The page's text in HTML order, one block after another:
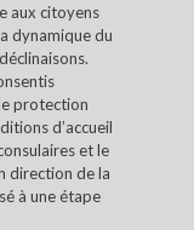
aux citoyens
dynamique du
protection
d’accueil
et le
direction de la
à une étape